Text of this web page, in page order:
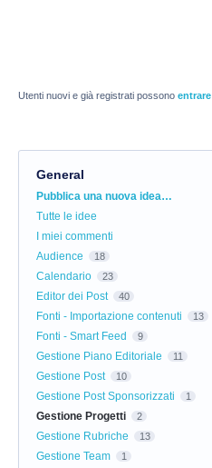
Utenti nuovi e già registrati possono entrare
General
Categorie
Pubblica una nuova idea…
Tutte le idee
I miei commenti
Audience
18
Calendario 23
Editor dei Post 40
Fonti - Importazione contenuti 13
Fonti - Smart Feed 9
Gestione Piano Editoriale 11
Gestione Post 10
Gestione Post Sponsorizzati 1
Gestione Progetti 2
Gestione Rubriche 13
Gestione Team 1